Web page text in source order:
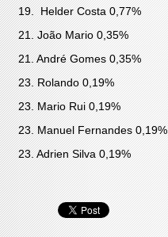
19. Helder Costa 0,77%
21. João Mario 0,35%
21. André Gomes 0,35%
23. Rolando 0,19%
23. Mario Rui 0,19%
23. Manuel Fernandes 0,19%
23. Adrien Silva 0,19%